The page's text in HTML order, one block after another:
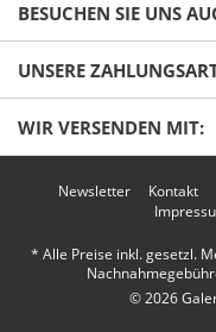
Mit *
Senden
BESUCHEN SIE UNS
UNSERE
WIR VERSENDEN MIT:
Newsletter Kontakt
* Alle Preise inkl. gesetzl.
© 2026